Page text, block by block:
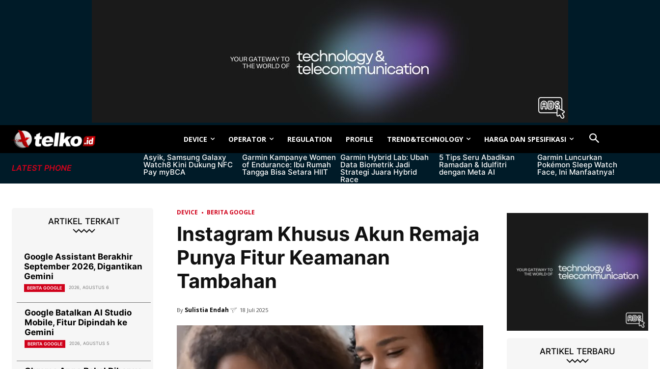
DEVICE OPERATOR REGULATION PROFILE TREND&TECHNOLOGY HARGA DAN SPESIFIKASI
LATEST PHONE
Asyik, Samsung Galaxy
Watch8 Kini Dukung NFC
Pay myBCA
Garmin Kampanye Women
of Endurance: Ibu Rumah
Tangga Bisa Setara HIIT
Garmin Hybrid Lab: Ubah
Data Biometrik Jadi
Strategi Juara Hybrid
Race
5 Tips Seru Abadikan
Ramadan & Idulfitri
dengan Meta AI
Garmin Luncurkan
Pokémon Sleep Watch
Face, Ini Manfaatnya!
ARTIKEL TERKAIT
Google Assistant Berakhir
September 2026, Digantikan
Gemini
BERITA GOOGLE 2026, AGUSTUS 6
Google Batalkan AI Studio
Mobile, Fitur Dipindah ke
Gemini
BERITA GOOGLE 2026, AGUSTUS 5
DEVICE BERITA GOOGLE
Instagram Khusus Akun Remaja
Punya Fitur Keamanan
Tambahan
By Sulistia Endah 18 Juli 2025
ARTIKEL TERBARU